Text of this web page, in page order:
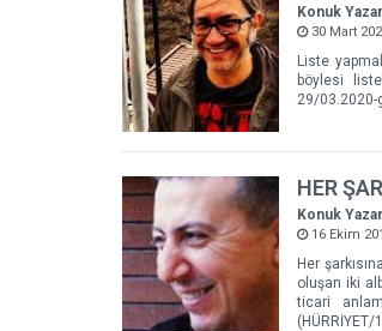
Konuk Yazar
30 Mart
Liste
böylesi
29/03.2020-
HER
Konuk Yazar
16 Ekim
Her
oluşan iki
ticari